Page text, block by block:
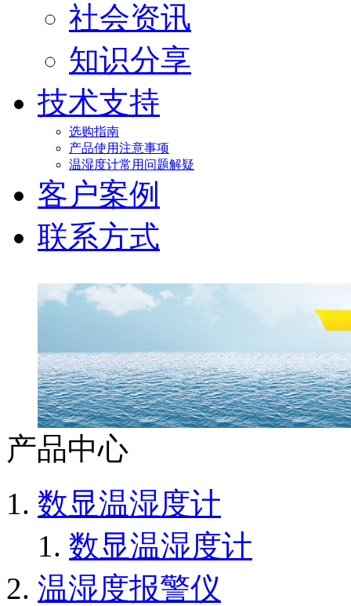
社会资讯
知识分享
技术支持
选购指南
产品使用注意事项
温湿度计常用问题解疑
客户案例
联系方式
产品中心
数显温湿度计
数显温湿度计
温湿度报警仪